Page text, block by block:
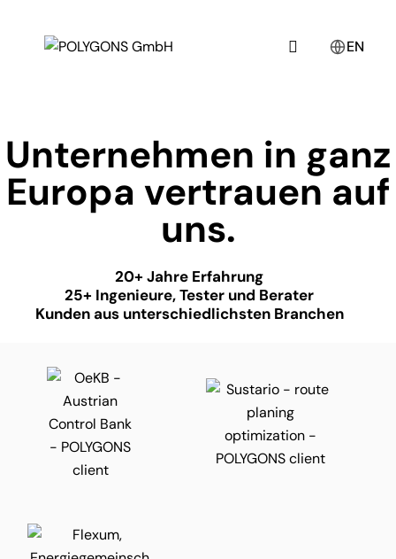
EN
Unternehmen in ganz
Europa vertrauen auf
uns.
20+ Jahre Erfahrung
25+ Ingenieure, Tester und Berater
Kunden aus unterschiedlichsten Branchen